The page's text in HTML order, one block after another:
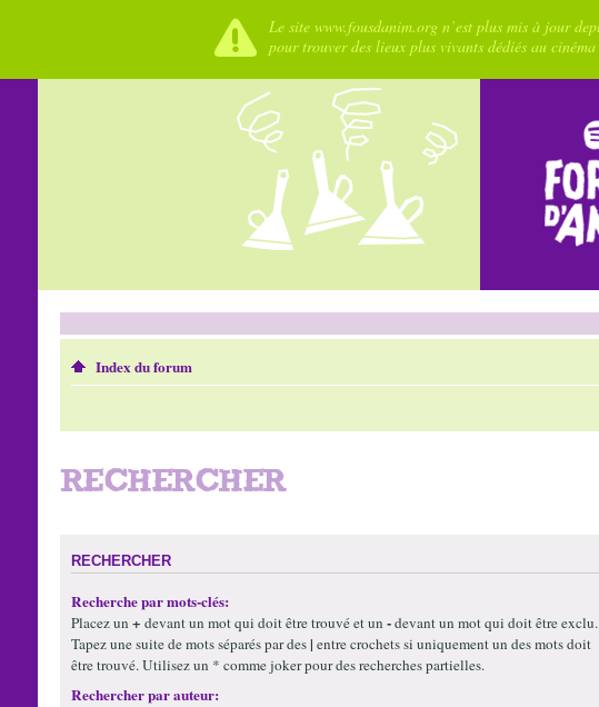
Le site www.fousdanim.org n’est plus mis à jour
pour trouver des lieux plus vivants dédiés au
Index du forum
RECHERCHER
RECHERCHER
Recherche par mots-clés:
Placez un + devant un mot qui doit être trouvé et un -devant un mot qui doit être exclu.
Tapez une suite de mots séparés par des| entre crochets si uniquement un des mots doit
être trouvé. Utilisez un * comme joker pour des recherches partielles.
Rechercher par auteur: